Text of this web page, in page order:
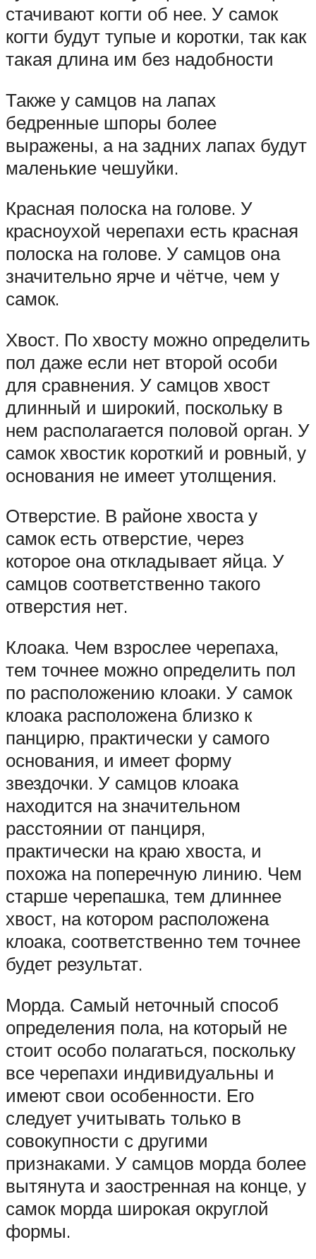
стачивают когти об нее. У самок
когти будут тупые и коротки, так как
такая длина им без надобности
Также у самцов на лапах
бедренные шпоры более
выражены, а на задних лапах будут
маленькие чешуйки.
Красная полоска на голове. У
красноухой черепахи есть красная
полоска на голове. У самцов она
значительно ярче и чётче, чем у
самок.
Хвост. По хвосту можно определить
пол даже если нет второй особи
для сравнения. У самцов хвост
длинный и широкий, поскольку в
нем располагается половой орган. У
самок хвостик короткий и ровный, у
основания не имеет утолщения.
Отверстие. В районе хвоста у
самок есть отверстие, через
которое она откладывает яйца. У
самцов соответственно такого
отверстия нет.
Клоака. Чем взрослее черепаха,
тем точнее можно определить пол
по расположению клоаки. У самок
клоака расположена близко к
панцирю, практически у самого
основания, и имеет форму
звездочки. У самцов клоака
находится на значительном
расстоянии от панциря,
практически на краю хвоста, и
похожа на поперечную линию. Чем
старше черепашка, тем длиннее
хвост, на котором расположена
клоака, соответственно тем точнее
будет результат.
Морда. Самый неточный способ
определения пола, на который не
стоит особо полагаться, поскольку
все черепахи индивидуальны и
имеют свои особенности. Его
следует учитывать только в
совокупности с другими
признаками. У самцов морда более
вытянута и заостренная на конце, у
самок морда широкая округлой
формы.